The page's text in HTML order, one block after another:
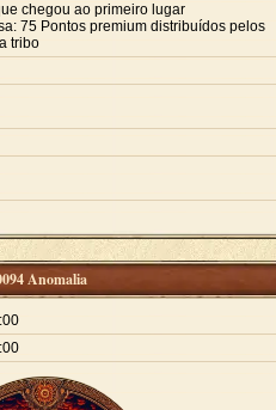
chegou ao primeiro lugar
75 Pontos premium distribuídos pelos
tribo
Anomalia